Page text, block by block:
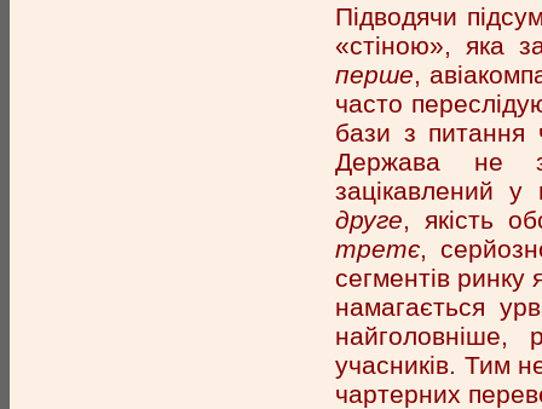
Підводячи
«стіною», яка
перше ,
часто
бази з питання
Держава не
зацікавлений
друге , якість
третє ,
сегментів ринку
намагається
найголовніше,
учасників. Тим
чартерних